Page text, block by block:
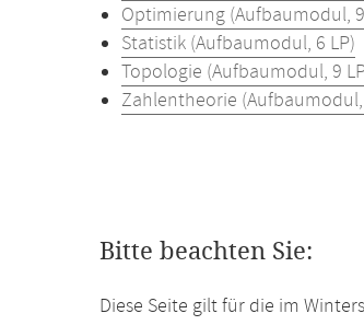
Optimierung (Aufbaumodul,
Statistik (Aufbaumodul, 6 LP)
Topologie (Aufbaumodul, 9
Zahlentheorie (Aufbaumodul,
Bitte beachten Sie:
Diese Seite gilt für die im